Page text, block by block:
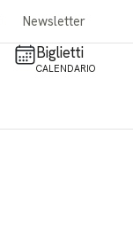
Newsletter
Biglietti
CALENDARIO